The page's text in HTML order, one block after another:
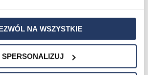
NA WSZYSTKIE
SPERSONALIZUJ
prowadzone postępowanie
wstrzymane na wniosek wierzyciela.
dochodzi przede wszystkim na skutek
dłużnikiem. Warto zaznaczyć, że
o zawieszenie postępowania